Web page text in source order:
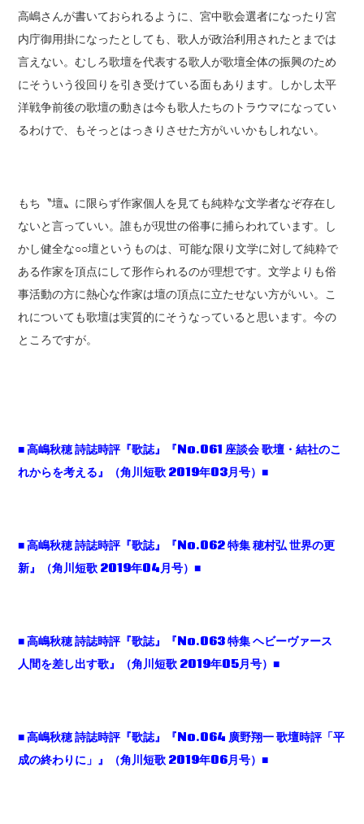
高嶋さんが書いておられるように、宮中歌会選者になったり宮
内庁御用掛になったとしても、歌人が政治利用されたとまでは
言えない。むしろ歌壇を代表する歌人が歌壇全体の振興のため
にそういう役回りを引き受けている面もあります。しかし太平
洋戦争前後の歌壇の動きは今も歌人たちのトラウマになってい
るわけで、もそっとはっきりさせた方がいいかもしれない。
もち〝壇〟に限らず作家個人を見ても純粋な文学者なぞ存在し
ないと言っていい。誰もが現世の俗事に捕らわれています。し
かし健全な○○壇というものは、可能な限り文学に対して純粋で
ある作家を頂点にして形作られるのが理想です。文学よりも俗
事活動の方に熱心な作家は壇の頂点に立たせない方がいい。こ
れについても歌壇は実質的にそうなっていると思います。今の
ところですが。
■高嶋秋穂詩誌時評『歌誌』『No.061座談会歌壇・結社のこ
れからを考える』（角川短歌 2019年03月号）■
■高嶋秋穂詩誌時評『歌誌』『No.062特集穂村弘世界の更
新』（角川短歌 2019年04月号）■
■高嶋秋穂詩誌時評『歌誌』『No.063特集ヘビーヴァース
人間を差し出す歌』（角川短歌 2019年05月号）■
■高嶋秋穂詩誌時評『歌誌』『No.064廣野翔一歌壇時評「平
成の終わりに」』（角川短歌 2019年06月号）■